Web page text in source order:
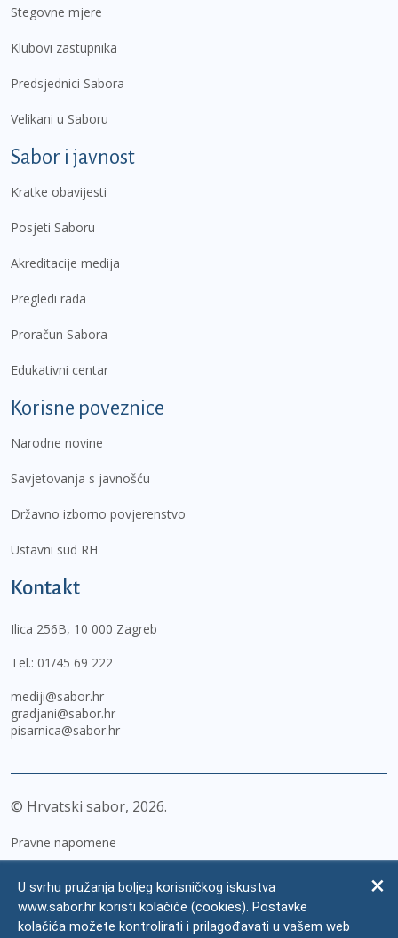
Stegovne mjere
Klubovi zastupnika
Predsjednici Sabora
Velikani u Saboru
Sabor i javnost
Kratke obavijesti
Posjeti Saboru
Akreditacije medija
Pregledi rada
Proračun Sabora
Edukativni centar
Korisne poveznice
Narodne novine
Savjetovanja s javnošću
Državno izborno povjerenstvo
Ustavni sud RH
Kontakt
Ilica 256B, 10 000 Zagreb
Tel.: 01/45 69 222
mediji@sabor.hr
gradjani@sabor.hr
pisarnica@sabor.hr
© Hrvatski sabor, 2026
Pravne napomene
Zaštita osobnih podataka
Impressum
U svrhu pružanja boljeg korisničkog iskustva
www.sabor.hr koristi kolačiće (cookies). Postavke
kolačića možete kontrolirati i prilagođavati u vašem web